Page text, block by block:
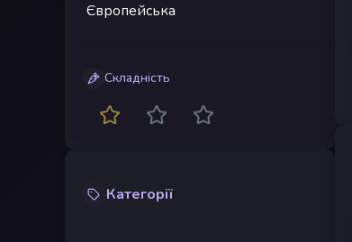
Європейська
Складність
Категорії